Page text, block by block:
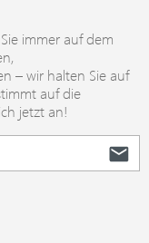
immer auf dem
– wir halten Sie auf
auf die
jetzt an!